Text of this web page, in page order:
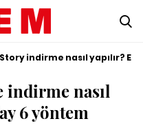
indirme nasıl yapılır?
indirme nasıl
6 yöntem